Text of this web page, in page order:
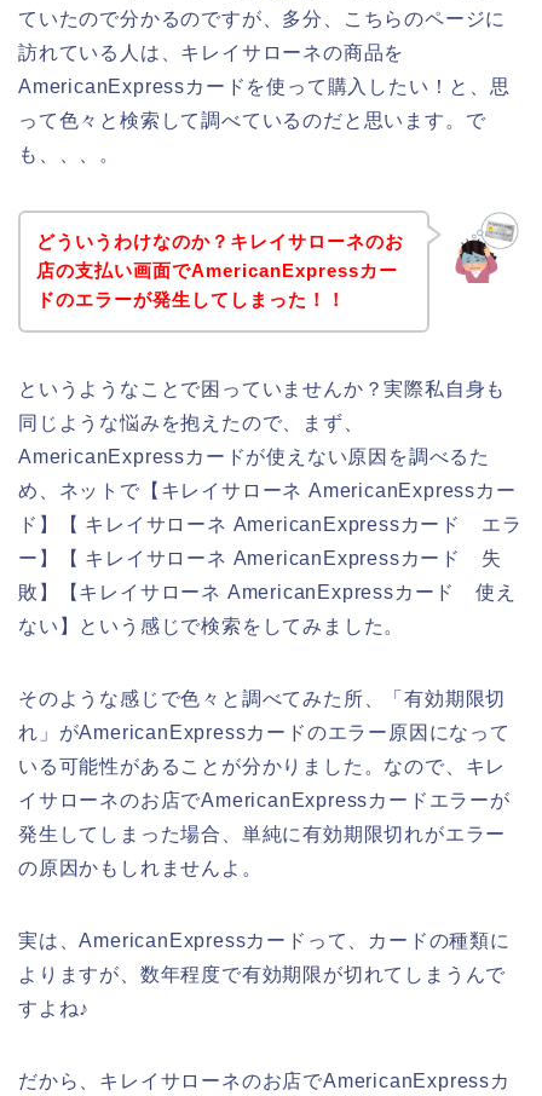
ていたので分かるのですが、多分、こちらのページに
訪れている人は、キレイサローネの商品を
AmericanExpressカードを使って購入したい！と、思
って色々と検索して調べているのだと思います。で
も、、、。
どういうわけなのか？キレイサローネのお
店の支払い画面でAmericanExpressカー
ドのエラーが発生してしまった！！
というようなことで困っていませんか？実際私自身も
同じような悩みを抱えたので、まず、
AmericanExpressカードが使えない原因を調べるた
め、ネットで【キレイサローネ AmericanExpressカー
ド】【 キレイサローネ AmericanExpressカード エラ
ー】【 キレイサローネ AmericanExpressカード 失
敗】【キレイサローネ AmericanExpressカード 使え
ない】という感じで検索をしてみました。
そのような感じで色々と調べてみた所、「有効期限切
れ」がAmericanExpressカードのエラー原因になって
いる可能性があることが分かりました。なので、キレ
イサローネのお店でAmericanExpressカードエラーが
発生してしまった場合、単純に有効期限切れがエラー
の原因かもしれませんよ。
実は、AmericanExpressカードって、カードの種類に
よりますが、数年程度で有効期限が切れてしまうんで
すよね♪
だから、キレイサローネのお店でAmericanExpressカ